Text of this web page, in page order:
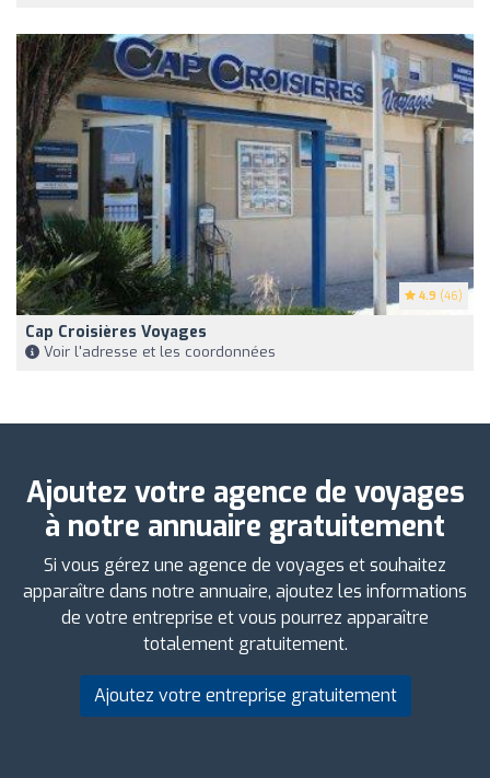
4.9 (46)
Cap Croisières Voyages
Voir l'adresse et les coordonnées
Ajoutez votre agence de voyages
à notre annuaire gratuitement
Si vous gérez une agence de voyages et souhaitez
apparaître dans notre annuaire, ajoutez les informations
de votre entreprise et vous pourrez apparaître
totalement gratuitement.
Ajoutez votre entreprise gratuitement